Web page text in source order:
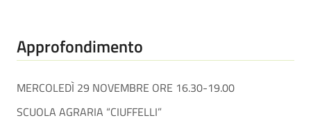
Approfondimento
MERCOLEDÌ 29 NOVEMBRE ORE 16.30-19.00
SCUOLA AGRARIA “CIUFFELLI”